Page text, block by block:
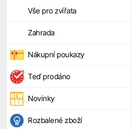
Vše pro zvířata
Zahrada
Nákupní poukazy
Teď prodáno
Novinky
Rozbalené zboží